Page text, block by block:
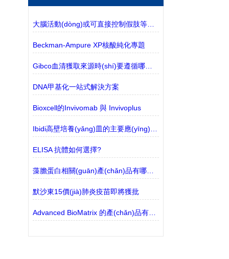
大腦活動(dòng)或可直接控制假肢等設(shè)備或調(diào)節(jié)神經(jīng)或肌肉功能
Beckman-Ampure XP核酸純化專題
Gibco血清獲取來源時(shí)要遵循哪些防疫規(guī)定？
DNA甲基化一站式解決方案
Bioxcell的Invivomab 與 Invivoplus
ELISA 抗體如何選擇?
藻膽蛋白相關(guān)產(chǎn)品有哪些？
默沙東15價(jià)肺炎疫苗即將獲批
Advanced BioMatrix 的產(chǎn)品有哪些？